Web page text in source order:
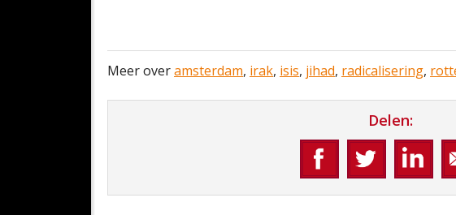
Meer overamsterdam, irak, isis, jihad, radicalisering,
Delen: